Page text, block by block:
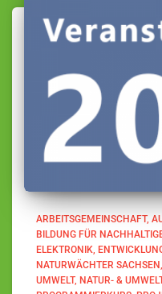
ARBEITSGEMEINSCHAFT
BILDUNG FÜR
ELEKTRONIK
NATURWÄCHTER SACHSEN
UMWELT NATUR- &